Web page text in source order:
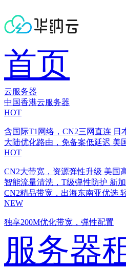
首页
云服务器
中国香港云服务器
HOT
含国际T1网络，CN2三网直连 日
大陆优化路由，免备案低延迟 美
HOT
CN2大带宽，资源弹性升级 美国
智能流量清洗，T级弹性防护 新
CN2精品带宽，出海东南亚优选
NEW
独享200M优化带宽，弹性配置
服务器